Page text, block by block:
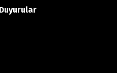
Duyurular